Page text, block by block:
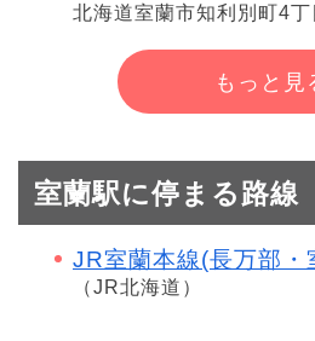
北海道室蘭市知利別町4丁
もっと見
室蘭駅に停まる路線
JR室蘭本線(長万部・
（JR北海道）